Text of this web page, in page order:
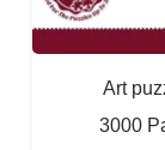
Art
3000